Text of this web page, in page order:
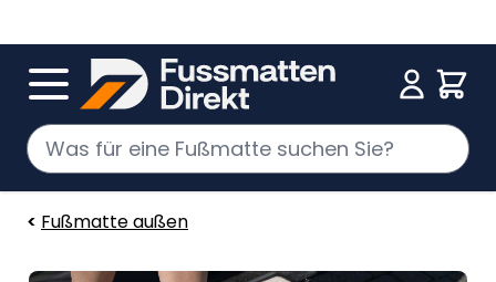
Cart
< Fußmatte außen